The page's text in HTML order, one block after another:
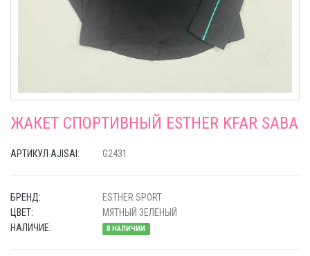
ЖАКЕТ СПОРТИВНЫЙ ESTHER KFAR SABA
АРТИКУЛ AJISAI: G2431
БРЕНД:
ESTHER SPORT
ЦВЕТ:
МЯТНЫЙ ЗЕЛЕНЫЙ
НАЛИЧИЕ:
В НАЛИЧИИ